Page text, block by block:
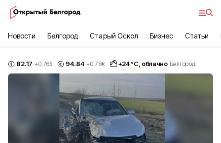
Новости Белгород Старый Оскол Бизнес Статьи
82.17 +0.76$ 94.84 +0.78€ +24°С, облачно Белгород